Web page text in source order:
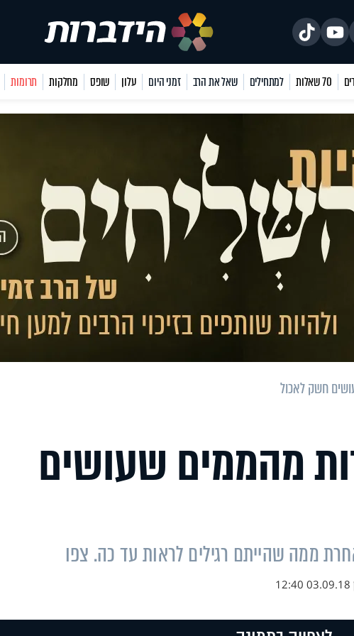
70 שאלות למתחילים שאל את הרב זמני היום עלון שופס מחלקות תרומות
חשק לאכול
מהממים שעושים
ממה שהייתם רגילים לראות עד כה. צפו
03.09.18 12:40